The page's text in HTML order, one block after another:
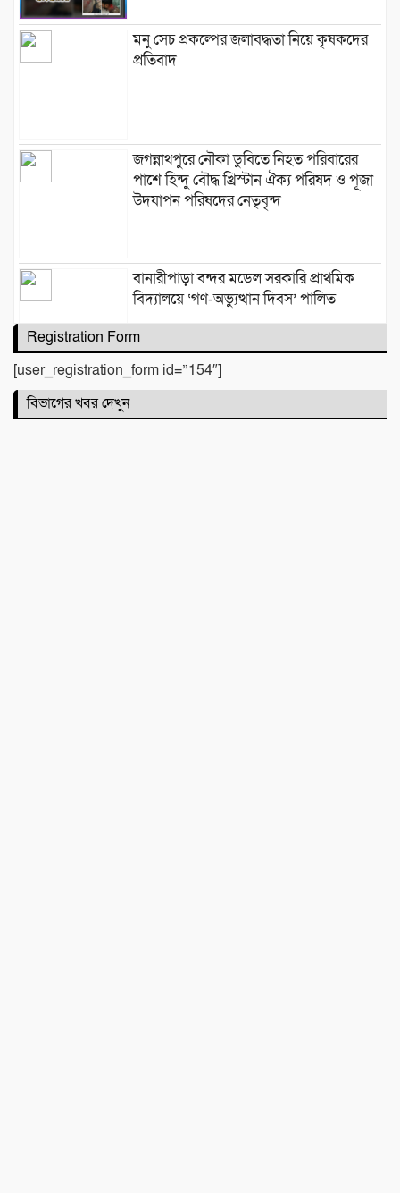
মনু সেচ প্রকল্পের জলাবদ্ধতা নিয়ে কৃষকদের
প্রতিবাদ
জগন্নাথপুরে নৌকা ডুবিতে নিহত পরিবারের
পাশে হিন্দু বৌদ্ধ খ্রিস্টান ঐক্য পরিষদ ও পূজা
উদযাপন পরিষদের নেতৃবৃন্দ
​বানারীপাড়া বন্দর মডেল সরকারি প্রাথমিক
বিদ্যালয়ে ‘গণ-অভ্যুত্থান দিবস’ পালিত
রাহুল আনন্দ
Registration Form
[user_registration_form id=”154″]
বিভাগের খবর দেখুন